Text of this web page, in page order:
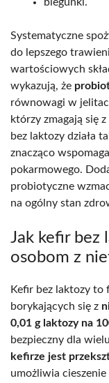
Systematyczne
do lepszego
wartościowych
wykazują, że
równowagi w
którzy zmagają się
bez laktozy działa
znacząco
pokarmowego.
probiotyczne
na ogólny stan
Jak kefir bez
osobom z
Kefir bez laktozy to
borykających się z
0,01 g laktozy na
bezpieczny dla
kefirze jest
umożliwia